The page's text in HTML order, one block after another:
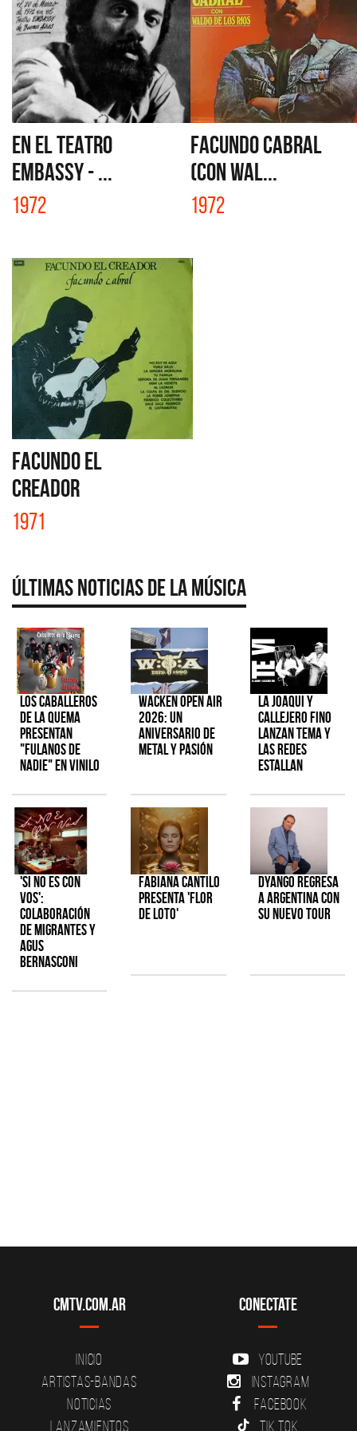
EN EL TEATRO
EMBASSY - ...
1972
FACUNDO CABRAL
(CON WAL...
1972
FACUNDO EL
CREADOR
1971
Últimas Noticias de la Música
Los Caballeros
de la Quema
presentan
"Fulanos de
Nadie" en vinilo
Wacken Open Air
2026: Un
aniversario de
metal y pasión
La Joaqui y
Callejero Fino
lanzan tema y
las redes
estallan
'Si No Es Con
Vos':
colaboración
de Migrantes y
Agus
Bernasconi
Fabiana Cantilo
presenta 'Flor
de Loto'
Dyango regresa
a Argentina con
su nuevo tour
CMTV.com.ar
Inicio
Artistas-Bandas
Noticias
Lanzamientos
Conectate
YouTube
Instagram
Facebook
Tik Tok